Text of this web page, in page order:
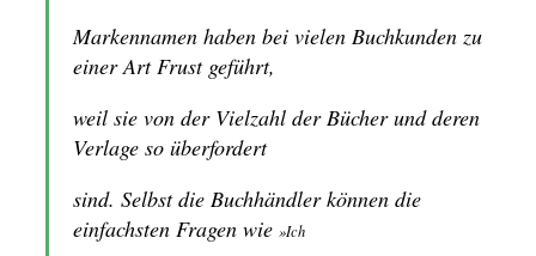
Markennamen haben bei vielen Buchkunden zu
einer Art Frust geführt,
weil sie von der Vielzahl der Bücher und deren
Verlage so überfordert
sind. Selbst die Buchhändler können die
einfachsten Fragen wie »Ich